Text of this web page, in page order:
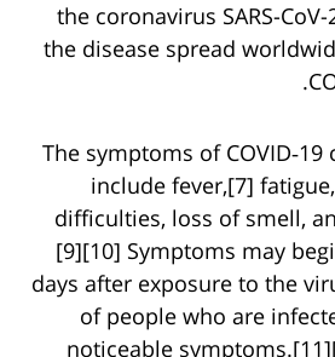
the coronavirus SARS-
the disease spread
The symptoms of
include fever,[7]
difficulties, loss of smell,
[9][10] Symptoms may
days after exposure to the
of people who are
noticeable